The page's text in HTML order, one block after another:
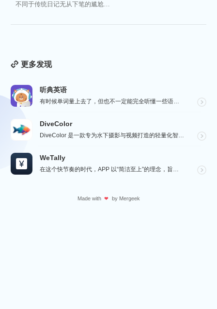
不同于传统日记无从下笔的尴尬，
更多发现
听典英语
有时候单词量上去了，但也不一定能完全听懂一些语速较快的对话，这个时候就要花些时间在“听”这一个点上了...
DiveColor
DiveColor 是一款专为水下摄影与视频打造的轻量化智能色彩修复工具，APP支持批量编辑，无需联...
WeTally
在这个快节奏的时代，APP 以“简洁至上”的理念，旨在为用户提供一个精致而实用的财务管理工具，在瞬息...
Made with ❤ by Mergeek